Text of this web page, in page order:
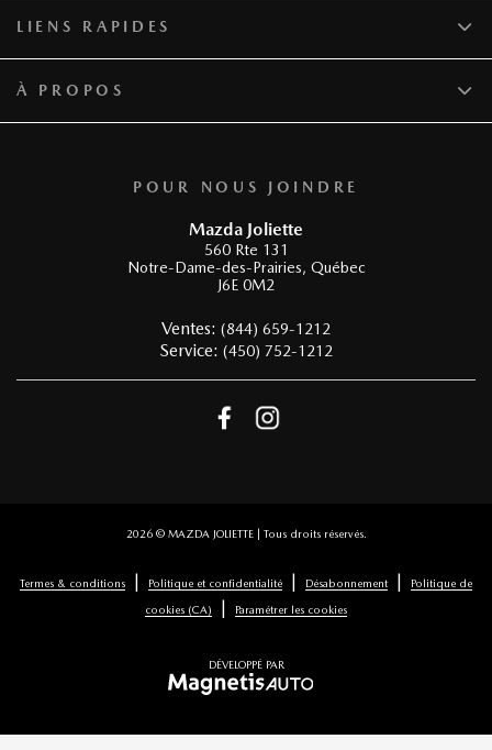
POUR NOUS JOINDRE
Mazda Joliette
560 Rte 131
Notre-Dame-des-Prairies, Québec
J6E 0M2
Ventes: (844) 659-1212
Service: (450) 752-1212
LIENS RAPIDES
À PROPOS
2026 © MAZDA JOLIETTE| Tous droits réservés.
Termes & conditions | Politique et confidentialité | Désabonnement |
Politique de
cookies (CA)
| Paramétrer les cookies
DÉVELOPPÉ PAR